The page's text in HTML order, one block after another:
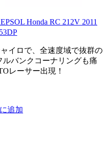
Honda RC 212V 2011
イロで、全速度域で抜群の
バンクコーナリングも痛
レーサー出現！
追加